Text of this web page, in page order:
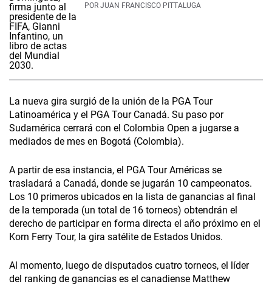
POR JUAN FRANCISCO PITTALUGA
La nueva gira surgió de la unión de la PGA Tour
Latinoamérica y el PGA Tour Canadá. Su paso por
Sudamérica cerrará con el Colombia Open a jugarse a
mediados de mes en Bogotá (Colombia).
A partir de esa instancia, el PGA Tour Américas se
trasladará a Canadá, donde se jugarán 10 campeonatos.
Los 10 primeros ubicados en la lista de ganancias al final
de la temporada (un total de 16 torneos) obtendrán el
derecho de participar en forma directa el año próximo en el
Korn Ferry Tour, la gira satélite de Estados Unidos.
Al momento, luego de disputados cuatro torneos, el líder
del ranking de ganancias es el canadiense Matthew